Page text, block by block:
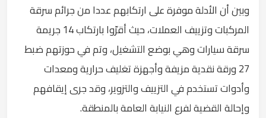
وبين أن الأدلة موفرة على ارتكابهم عددا من جرائم سرقة
المركبات وتزييف العملات، حيث أقرّوا بارتكاب 14 جريمة
سرقة سيارات وهي بوضع التشغيل، وتم في حوزتهم ضبط
27 ورقة نقدية مزيفة وأجهزة تغليف حرارية ومعدات
وأدوات تستخدم في التزييف والتزوير، وقد جرى إيقافهم
وإحالة القضية لفرع النيابة العامة بالمنطقة.